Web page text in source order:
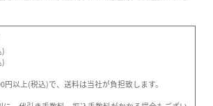
)
)
以上(税込)で、送料は当社が負担致します。